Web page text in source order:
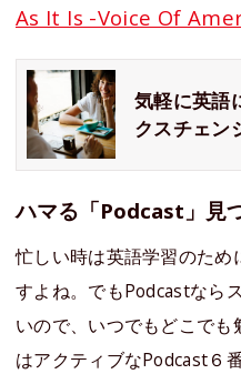
As It Is -Voice Of
気軽に英語
クスチェン
ハマる「Podcast」見
忙しい時は英語学習のため
すよね。でもPodcastなら
いので、いつでもどこで
はアクティブなPodcast６